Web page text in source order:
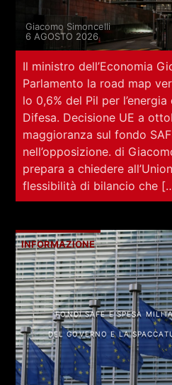
ROCKTROTTER
ELEONORA
RCA - Radio città aperta
Sostieni Radio
Giacomo Simoncelli
6 AGOSTO 2026
Il ministro dell’Economia
Parlamento la road map
lo 0,6% del Pil per
Difesa. Decisione UE a
maggioranza sul fondo
nell’opposizione. di
prepara a chiedere
flessibilità di bilancio che
INFORMAZIONE
FONDI SAFE E SPESA
DEL GOVERNO E LA